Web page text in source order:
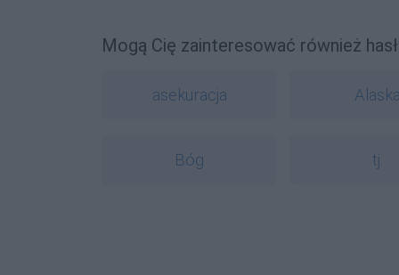
Mogą Cię zainteresować również
asekuracja Alaska
Bóg tj.